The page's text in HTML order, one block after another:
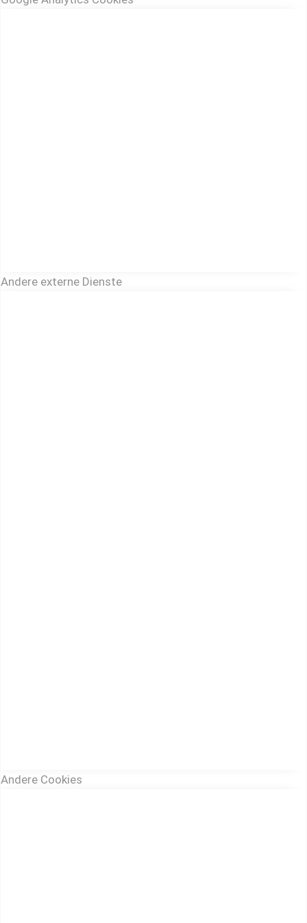
Andere externe Dienste
Andere Cookies